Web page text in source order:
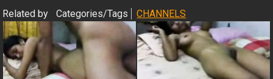
Related by Categories/Tags CHANNELS